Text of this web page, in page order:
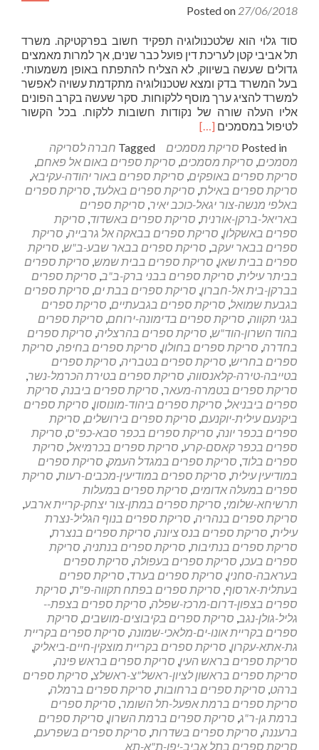
Posted on 27/06/2018
סוד גלוי הוא שלטכנולוגיה תפקיד חשוב בפרקטיקה. משרד
תל אביבי קטן לעריכת דין פועל כבר שנים, אך למרות מאמצים
גדולים שעשה בשיווק, לא הצליח להתפתח באופן משמעותי.
בעל המשרד בדק ומצא שטכנולוגיה מתקדמת עשויה לאפשר
למשרד להציג ערך מוסף ללקוחות. סקר שעשה בקרב הפונים
אליו העלה שורה של נקודות חשובות ללקוח. בכל הקשור
לטיפול במסמכים Read
about
"משרד
ללא
נייר"
במשרדי
עורכי
הדין
[…]
Posted in סריקת מסמכים Tagged חברה לסריקה
מסמכים, סריקת מסמכים, סריקת ספרים באום אל פאחם,
סריקת ספרים באופקים, סריקת ספרים באור יהודה-עקיבא,
סריקת ספרים באילת, סריקת ספרים באלעד, סריקת ספרים
באלפי מנשה-צור יגאל-כוכב יאיר, סריקת ספרים
באריאל-ברקן-אורנית, סריקת ספרים באשדוד, סריקת
ספרים באשקלון, סריקת ספרים בבאקה אל גרבייה, סריקת
ספרים בבאר יעקב, סריקת ספרים בבאר שבע-ב"ש, סריקת
ספרים בבית שאן, סריקת ספרים בבית שמש, סריקת ספרים
בביתר עילית, סריקת ספרים בבני ברק-ב"ב, סריקת ספרים
בברקן-בית אל-חברון, סריקת ספרים בבת ים, סריקת ספרים
בגבעת שמואל, סריקת ספרים בגבעתיים, סריקת ספרים
בגני תקווה, סריקת ספרים בדימונה-ירוחם, סריקת ספרים
בהוד השרון-הוד"ש, סריקת ספרים בהרצליה, סריקת ספרים
בחדרה, סריקת ספרים בחולון, סריקת ספרים בחיפה, סריקת
ספרים בחריש, סריקת ספרים בטבריה, סריקת ספרים
בטייבה-טירה-קלאנסווה, סריקת ספרים בטירת הכרמל-נשר,
סריקת ספרים בטמרה-מעאר, סריקת ספרים ביבנה, סריקת
ספרים ביבניאל, סריקת ספרים ביהוד-מונוסון, סריקת ספרים
ביקנעם עילית-יוקנעם, סריקת ספרים בירושלים, סריקת
ספרים בכפר יונה, סריקת ספרים בכפר סבא-כפ"ס, סריקת
ספרים בכפר קאסם-קרע, סריקת ספרים בכרמיאל, סריקת
ספרים בלוד, סריקת ספרים במגדל העמק, סריקת ספרים
במודיעין עילית, סריקת ספרים במודיעין-מכבים-רעות, סריקת
ספרים במעלה אדומים, סריקת ספרים במעלות
תרשיחא-שלומי, סריקת ספרים במתן-צור יצחק-קריית ארבע,
סריקת ספרים בנהריה, סריקת ספרים בנוף הגליל-נצרת
עילית, סריקת ספרים בנס ציונה, סריקת ספרים בנצרת,
סריקת ספרים בנתיבות, סריקת ספרים בנתניה, סריקת
ספרים בעכו, סריקת ספרים בעפולה, סריקת ספרים
בעראבה-סחנין, סריקת ספרים בערד, סריקת ספרים
בעתלית-ארסוף, סריקת ספרים בפתח תקווה-פ"ת, סריקת
ספרים בצפון-דרום-מרכז-שפלה, סריקת ספרים בצפת--
גליל-גולן-נגב, סריקת ספרים בקיבוצים-מושבים, סריקת
ספרים בקריית אונו-ים-מלאכי-שמונה, סריקת ספרים בקריית
גת-אתא-עקרון, סריקת ספרים בקריית מוצקין-חיים-ביאליק,
סריקת ספרים בראש העין, סריקת ספרים בראש פינה,
סריקת ספרים בראשון לציון-ראשל"צ-ראשלצ, סריקת ספרים
ברהט, סריקת ספרים ברחובות, סריקת ספרים ברמלה,
סריקת ספרים ברמת אפעל-תל השומר, סריקת ספרים
ברמת גן-ר"ג, סריקת ספרים ברמת השרון, סריקת ספרים
ברעננה, סריקת ספרים בשדרות, סריקת ספרים בשפרעם,
סריקת ספרים בתל אביב-יפו-ת"א-תא